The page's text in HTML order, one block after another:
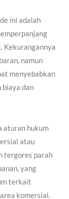
ini adalah
Kekurangannya
namun
menyebabkan
biaya dan
aturan hukum
atau
tergores parah
yang
terkait
komersial.